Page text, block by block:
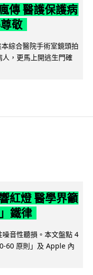
傳 醫護保護病
敬
綜合醫院手術室鏡頭拍
，更馬上開逃生門確
紅燈 醫學界籲
鐵律
音性聽損。本文盤點 4
60 原則」及 Apple 內